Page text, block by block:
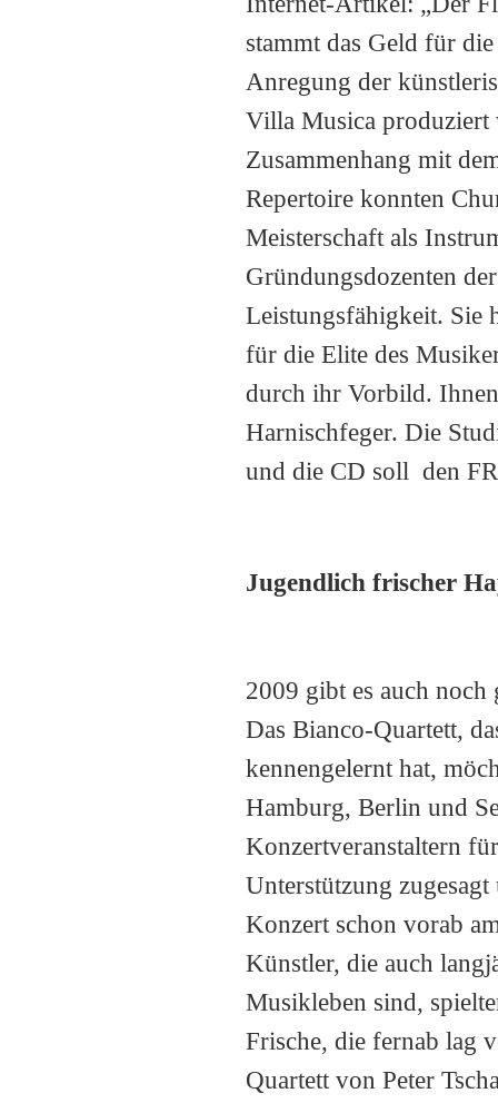
stammt das Geld für
Anregung der
Villa Musica produziert
Zusammenhang mit
Repertoire konnten
Meisterschaft als
Gründungsdozenten
Leistungsfähigkeit. Sie
für die Elite des
durch ihr Vorbild.
Harnischfeger. Die
und die CD soll den
Jugendlich frischer
2009 gibt es auch
Das Bianco-Quartett,
kennengelernt hat,
Hamburg, Berlin und
Konzertveranstaltern
Unterstützung
Konzert schon vorab
Künstler, die auch
Musikleben sind,
Frische, die fernab lag
Quartett von Peter